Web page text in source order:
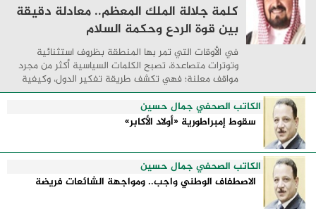
كلمة جلالة الملك المعظم.. معادلة دقيقة
بين قوة الردع وحكمة السلام
في الأوقات التي تمر بها المنطقة بظروف استثنائية
وتوترات متصاعدة، تصبح الكلمات السياسية أكثر من مجرد
مواقف معلنة؛ فهي تكشف طريقة تفكير الدول، وكيفية
إدارتها للأزمات، والحدود التي تفصل بين القوة ...
الكاتب الصحفي جمال حسين
سقوط إمبراطورية «أولاد الأكابر»
الكاتب الصحفي جمال حسين
الاصطفاف الوطني واجب.. ومواجهة الشائعات فريضة